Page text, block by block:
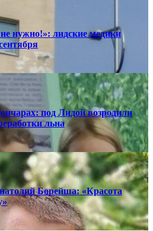
нужно!»: лидские медики
под Лидой возродили
льна
Борейша: «Красота